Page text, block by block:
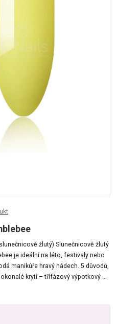
žlutý) Slunečnicově žlutý
je ideální na léto, festivaly nebo
manikúře hravý nádech. 5 důvodů,
krytí – třífázový výpotkový ...